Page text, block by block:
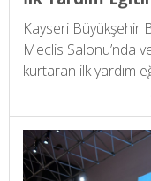
Kayseri Büyükşehir
Meclis Salonu’nda
kurtaran ilk yardım